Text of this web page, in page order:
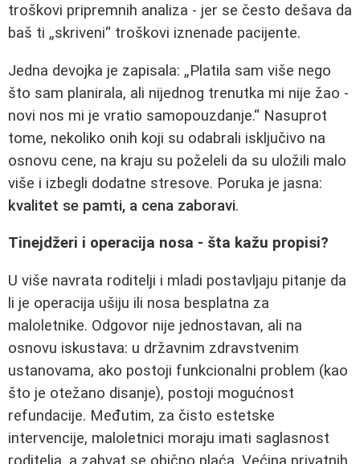
troškovi pripremnih analiza - jer se često dešava da
baš ti „skriveni“ troškovi iznenade pacijente.
Jedna devojka je zapisala: „Platila sam više nego
što sam planirala, ali nijednog trenutka mi nije žao -
novi nos mi je vratio samopouzdanje.“ Nasuprot
tome, nekoliko onih koji su odabrali isključivo na
osnovu cene, na kraju su poželeli da su uložili malo
više i izbegli dodatne stresove. Poruka je jasna:
kvalitet se pamti, a cena zaboravi.
Tinejdžeri i operacija nosa - šta kažu propisi?
U više navrata roditelji i mladi postavljaju pitanje da
li je operacija ušiju ili nosa besplatna za
maloletnike. Odgovor nije jednostavan, ali na
osnovu iskustava: u državnim zdravstvenim
ustanovama, ako postoji funkcionalni problem (kao
što je otežano disanje), postoji mogućnost
refundacije. Međutim, za čisto estetske
intervencije, maloletnici moraju imati saglasnost